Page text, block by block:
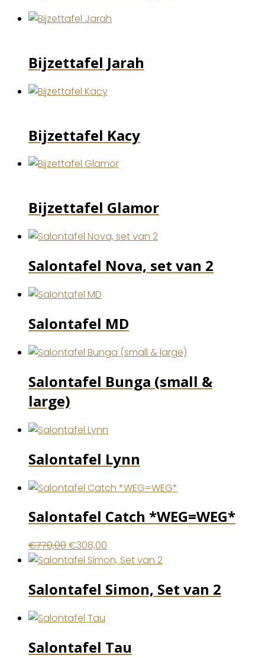
Bijzettafel Jarah
Bijzettafel Kacy
Bijzettafel Glamor
Salontafel Nova, set van 2
Salontafel MD
Salontafel Bunga (small &
large)
Salontafel Lynn
Salontafel Catch *WEG=WEG*
€770,00Oorspronkelijke
prijs
€770,00.
€308,00
prijs
€308,00.
Salontafel Simon, Set van 2
Salontafel Tau